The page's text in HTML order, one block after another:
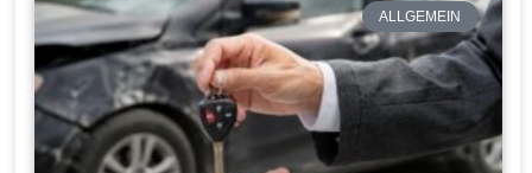
ALLGEMEIN